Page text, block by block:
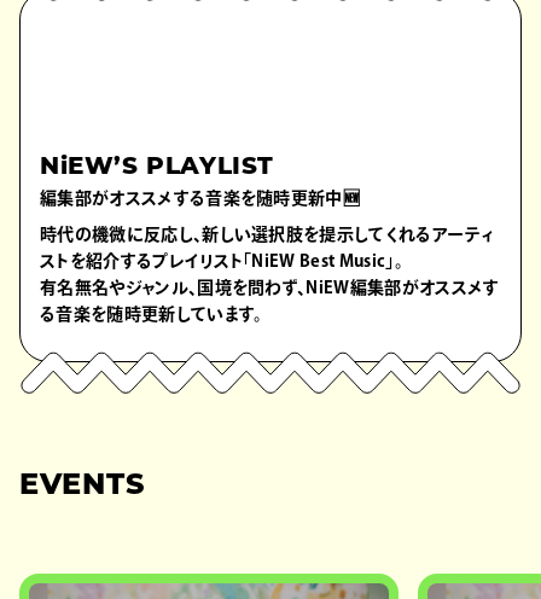
NiEW’S PLAYLIST
編集部がオススメする音楽を随時更新中🆕
時代の機微に反応し、新しい選択肢を提示してくれるアーティ
ストを紹介するプレイリスト「NiEW Best Music」。
有名無名やジャンル、国境を問わず、NiEW編集部がオススメす
る音楽を随時更新しています。
EVENTS